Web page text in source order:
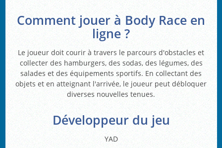
Comment jouer à Body Race en
ligne ?
Le joueur doit courir à travers le parcours d'obstacles et
collecter des hamburgers, des sodas, des légumes, des
salades et des équipements sportifs. En collectant des
objets et en atteignant l'arrivée, le joueur peut débloquer
diverses nouvelles tenues.
Développeur du jeu
YAD